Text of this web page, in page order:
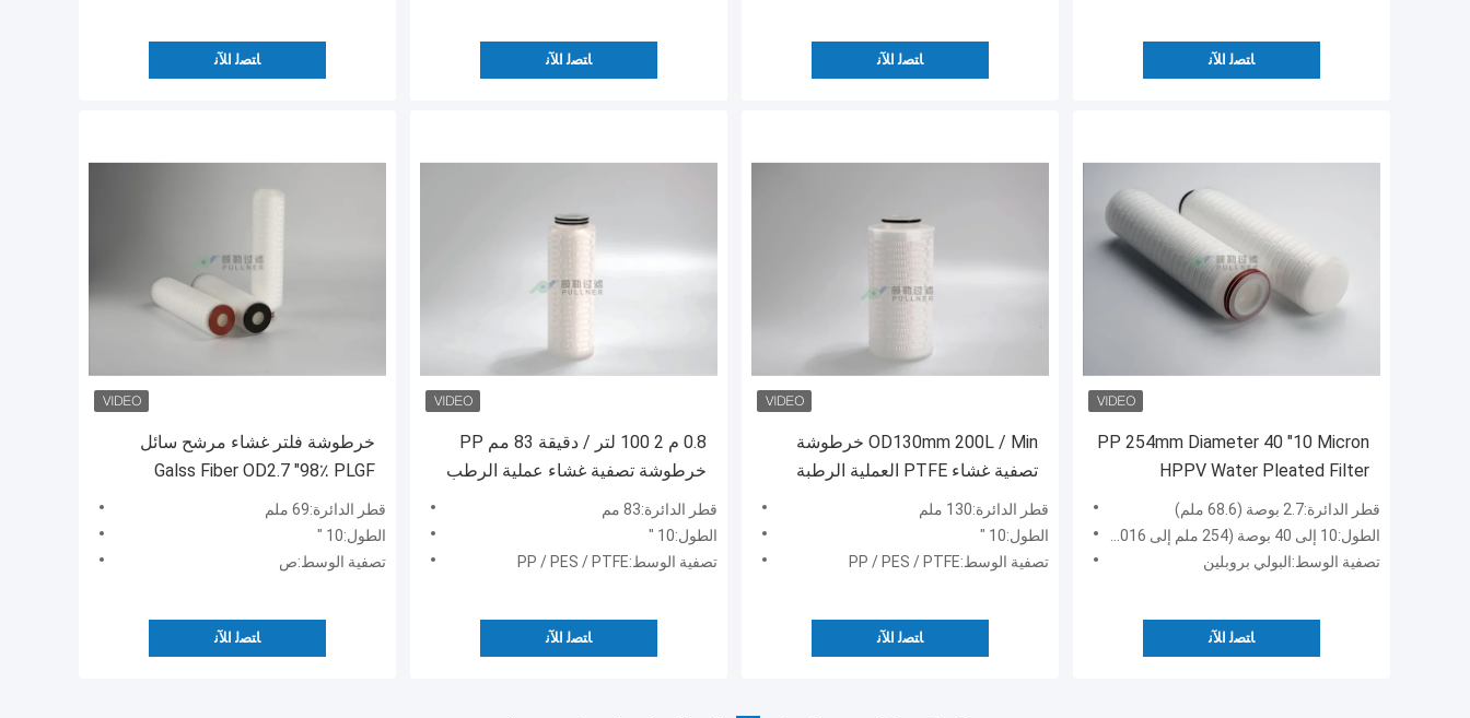
ﺎﺘﺼﻟ ﺍﻶﻧ ﺎﺘﺼﻟ ﺍﻶﻧ ﺎﺘﺼﻟ ﺍﻶﻧ ﺎﺘﺼﻟ ﺍﻶﻧ
خرطوشة فلتر غشاء مرشح سائل
Galss Fiber OD2.7 "98٪ PLGF
قطر الدائرة:69 ملم
الطول:10 "
تصفية الوسط:ص
ﺎﺘﺼﻟ ﺍﻶﻧ
0.8 م 2 100 لتر / دقيقة 83 مم PP
خرطوشة تصفية غشاء عملية الرطب
UF
قطر الدائرة:83 مم
الطول:10 "
تصفية الوسط:PP / PES / PTFE
ﺎﺘﺼﻟ ﺍﻶﻧ
OD130mm 200L / Min خرطوشة
تصفية غشاء PTFE العملية الرطبة
قطر الدائرة:130 ملم
الطول:10 "
تصفية الوسط:PP / PES / PTFE
ﺎﺘﺼﻟ ﺍﻶﻧ
PP 254mm Diameter 40 "10 Micron
HPPV Water Pleated Filter
خرطوشة
قطر الدائرة:2.7 بوصة (68.6 ملم)
الطول:10 إلى 40 بوصة (254 ملم إلى 1016 ملم)
تصفية الوسط:البولي بروبلين
ﺎﺘﺼﻟ ﺍﻶﻧ